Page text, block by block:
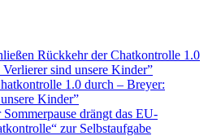
Rückkehr der Chatkontrolle 1.0
sind unsere Kinder”
1.0 durch – Breyer:
Kinder”
drängt das EU-
zur Selbstaufgabe